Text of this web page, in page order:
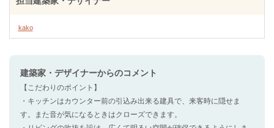
kako
建築家・デザイナーからのコメント
【こだわりのポイント】
・キッチンはカウンター前の引込み出来る建具で、来客時に隠せま
す。また音が気になるときはクローズできます。